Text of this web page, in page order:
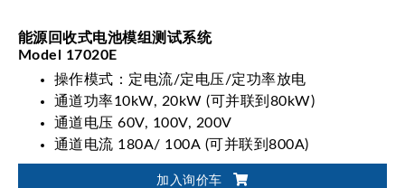
能源回收式电池模组测试系统
Model 17020E
操作模式：定电流/定电压/定功率放电
通道功率10kW, 20kW (可并联到80kW)
通道电压 60V, 100V, 200V
通道电流 180A/ 100A (可并联到800A)
加入询价车